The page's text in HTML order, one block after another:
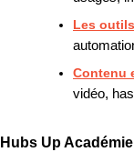
Les
Contenu
vidéo,
Hubs Up